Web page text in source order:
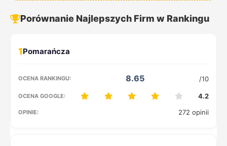
Porównanie Najlepszych Firm w Rankingu
1
8.65 /10
4.2
272 opinii